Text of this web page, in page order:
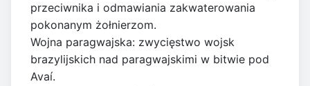
przeciwnika i odmawiania zakwaterowania
pokonanym żołnierzom.
Wojna paragwajska: zwycięstwo wojsk
brazylijskich nad paragwajskimi w bitwie pod
Avaí.